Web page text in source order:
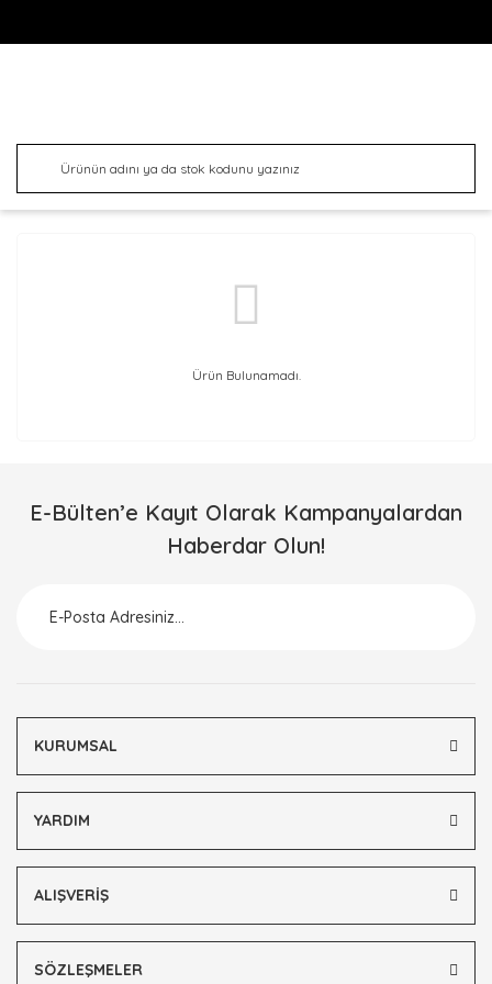
Ürün Bulunamadı.
E-Bülten’e Kayıt Olarak Kampanyalardan
Haberdar Olun!
KURUMSAL
YARDIM
ALIŞVERİŞ
SÖZLEŞMELER